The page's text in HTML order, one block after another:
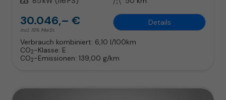
30.046,– €
incl. 19% MwSt.
Details
Verbrauch kombiniert: 6,10 l/100km
CO2-Klasse: E
CO2-Emissionen: 139,00 g/km